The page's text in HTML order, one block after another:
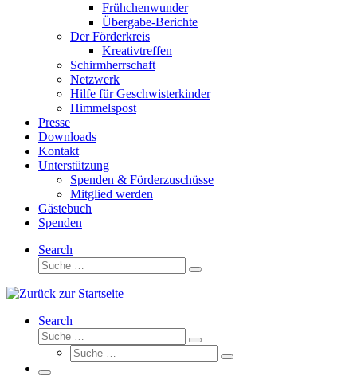
Frühchenwunder
Übergabe-Berichte
Der Förderkreis
Kreativtreffen
Schirmherrschaft
Netzwerk
Hilfe für Geschwisterkinder
Himmelspost
Presse
Downloads
Kontakt
Unterstützung
Spenden & Förderzuschüsse
Mitglied werden
Gästebuch
Spenden
Search
Suche
Suche
Search
Suche
Suche
Suche
Suche
Menü